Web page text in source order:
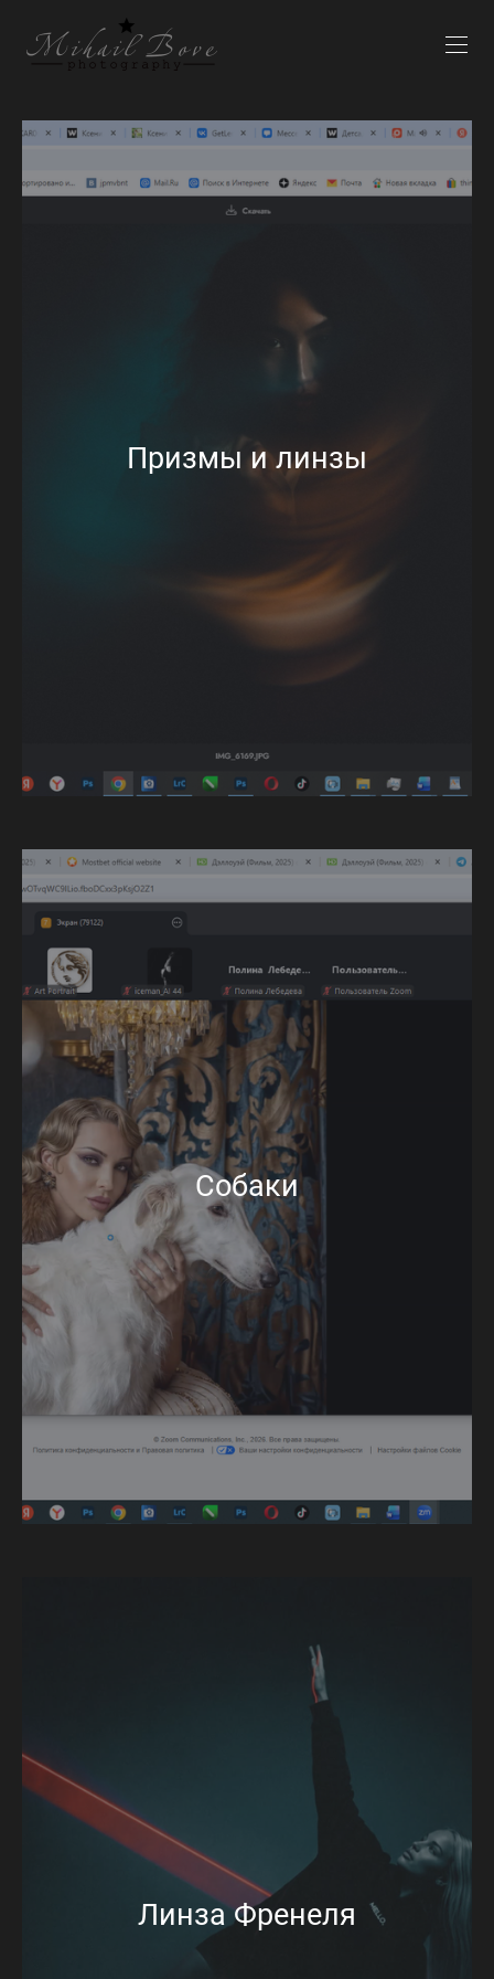
Призмы и линзы
Собаки
Линза Френеля